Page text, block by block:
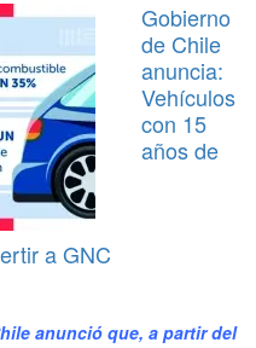
Gobierno
de Chile
anuncia:
Vehículos
con 15
años de
a GNC
anunció que, a partir del